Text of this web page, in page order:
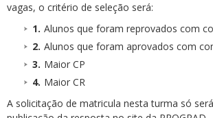
vagas, o critério de seleção será:
Alunos que foram reprovados com
Alunos que foram aprovados com
Maior CP
Maior CR
A solicitação de matricula nesta turma só